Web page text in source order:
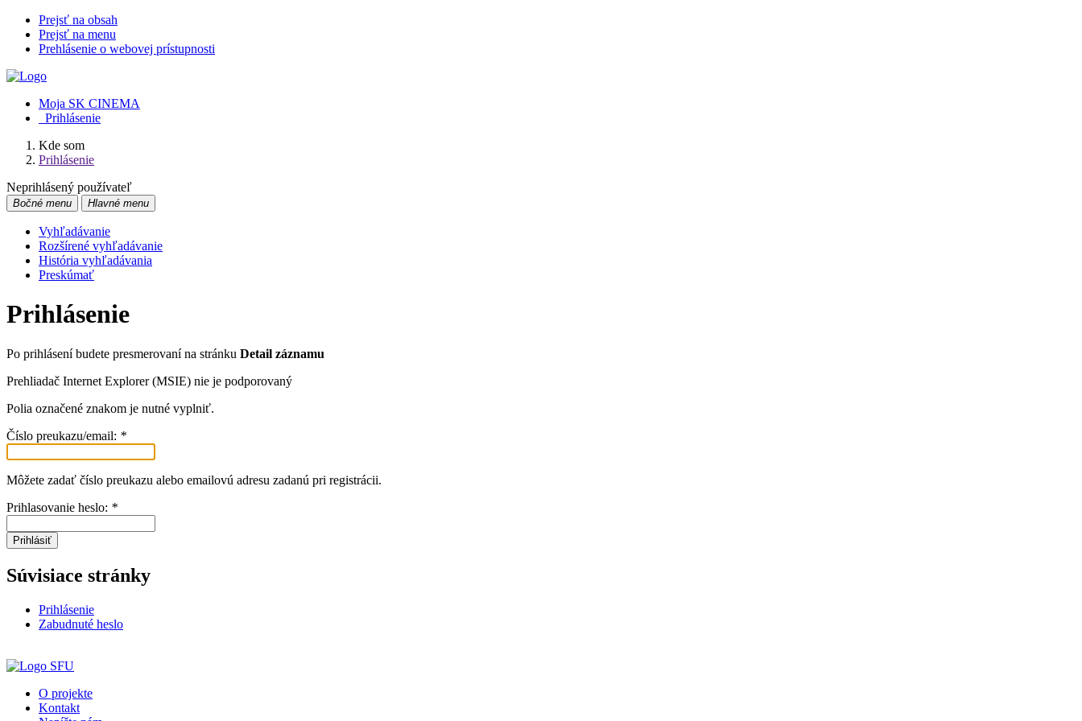
Prejsť na obsah
Prejsť na menu
Prehlásenie o webovej prístupnosti
Moja SK CINEMA
Prihlásenie
Kde som
Prihlásenie
Neprihlásený používateľ
Bočné menu Hlavné menu
Vyhľadávanie
Rozšírené vyhľadávanie
História vyhľadávania
Preskúmať
Prihlásenie
Po prihlásení budete presmerovaní na stránku Detail záznamu
Prehliadač Internet Explorer (MSIE) nie je podporovaný
Polia označené znakom je nutné vyplniť.
Číslo preukazu/email: *
Môžete zadať číslo preukazu alebo emailovú adresu zadanú pri registrácii.
Prihlasovanie heslo: *
Prihlásiť
Súvisiace stránky
Prihlásenie
Zabudnuté heslo
O projekte
Kontakt